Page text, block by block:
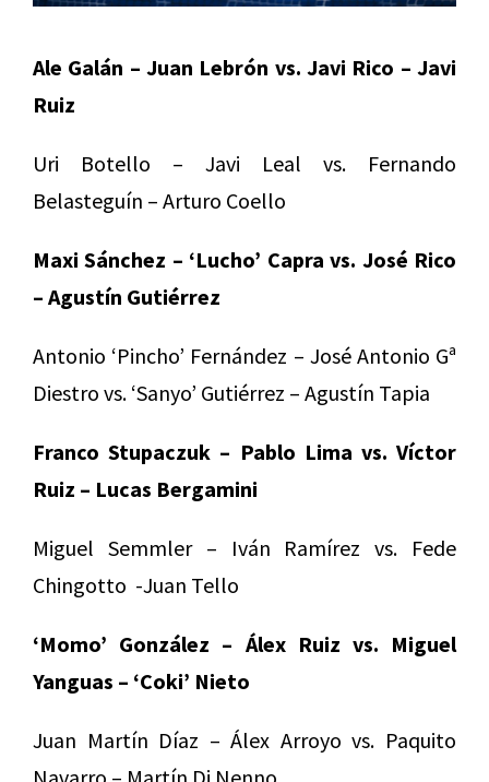
Ale Galán – Juan Lebrón vs. Javi Rico – Javi
Ruiz
Uri Botello – Javi Leal vs. Fernando
Belasteguín – Arturo Coello
Maxi Sánchez – ‘Lucho’ Capra vs. José Rico
– Agustín Gutiérrez
Antonio ‘Pincho’ Fernández – José Antonio Gª
Diestro vs. ‘Sanyo’ Gutiérrez – Agustín Tapia
Franco Stupaczuk – Pablo Lima vs. Víctor
Ruiz – Lucas Bergamini
Miguel Semmler – Iván Ramírez vs. Fede
Chingotto -Juan Tello
‘Momo’ González – Álex Ruiz vs. Miguel
Yanguas – ‘Coki’ Nieto
Juan Martín Díaz – Álex Arroyo vs. Paquito